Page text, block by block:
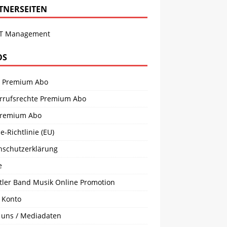
Management
Premium Abo
Premium Abo
Abo
Richtlinie (EU)
Band Musik Online Promotion
/ Mediadaten